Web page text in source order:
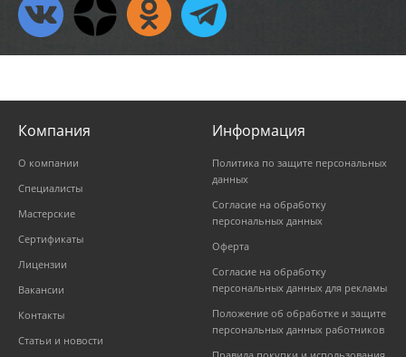
Компания
О компании
Специалисты
Мастерские
Сертификаты
Лицензии
Вакансии
Контакты
Статьи и новости
Информация
Политика по защите персональных
данных
Согласие на обработку
персональных данных
Оферта
Согласие на обработку
персональных данных для рекламы
Положение об обработке и защите
персональных данных работников